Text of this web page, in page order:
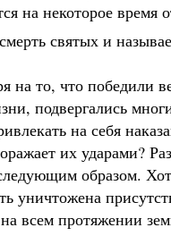
на некоторое
святых и
на то, что победили
подвергались
на себя
их ударами?
образом.
уничтожена
всем протяжении